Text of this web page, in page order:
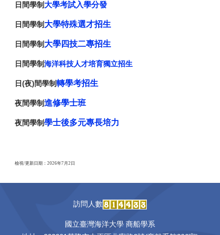
日間學制 大學考試入學分發
日間學制 大學特殊選才招生
日間學制 大學四技二專招生
日間學制海洋科技人才培育獨立招生
日(夜)間學制轉學考招生
夜間學制進修學士班
夜間學制學士後多元專長培力
檢視/更新日期：2026年7月2日
訪問人數
國立臺灣海洋大學 商船學系